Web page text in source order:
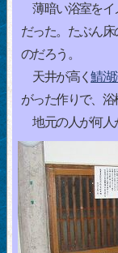
薄暗い浴室をイ
だった。たぶん
のだろう。
天井が高く鯖湖
がった作りで、浴
地元の人が何人